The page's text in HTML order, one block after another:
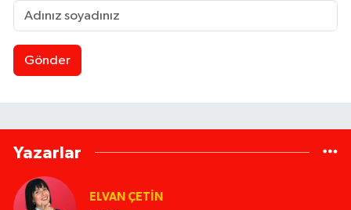
Gönder
Yazarlar
ELVAN ÇETIN